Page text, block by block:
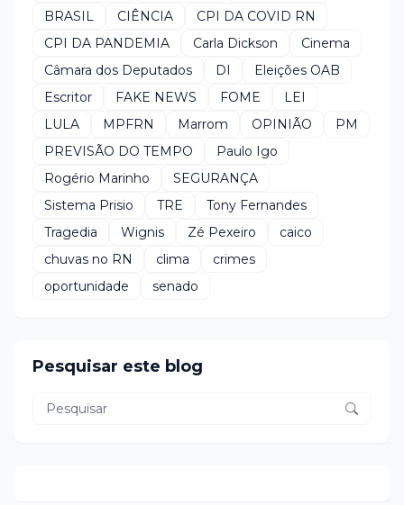
BRASIL
CIÊNCIA
CPI DA COVID RN
CPI DA PANDEMIA
Carla Dickson
Cinema
Câmara dos Deputados
DI
Eleições OAB
Escritor
FAKE NEWS FOME
LEI
LULA
MPFRN Marrom OPINIÃO
PM
PREVISÃO DO TEMPO
Paulo Igo
Rogério Marinho
SEGURANÇA
Sistema Prisio
TRE
Tony Fernandes
Tragedia
Wignis Zé Pexeiro
caico
chuvas no RN
clima
crimes
oportunidade
senado
Pesquisar este blog